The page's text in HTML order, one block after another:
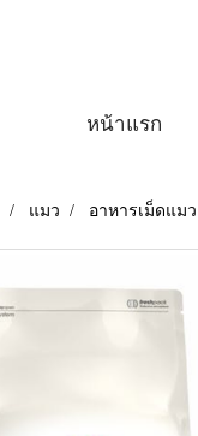
หน้าแรก
แมว อาหารเม็ดแมว